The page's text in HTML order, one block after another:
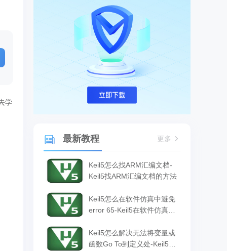
学
最新教程 更多
Keil5怎么找ARM汇编文档-
Keil5找ARM汇编文档的方法
Keil5怎么在软件仿真中避免
error 65-Keil5在软件仿真中
Keil5怎么解决无法将变量或
函数Go To到定义处-Keil5解